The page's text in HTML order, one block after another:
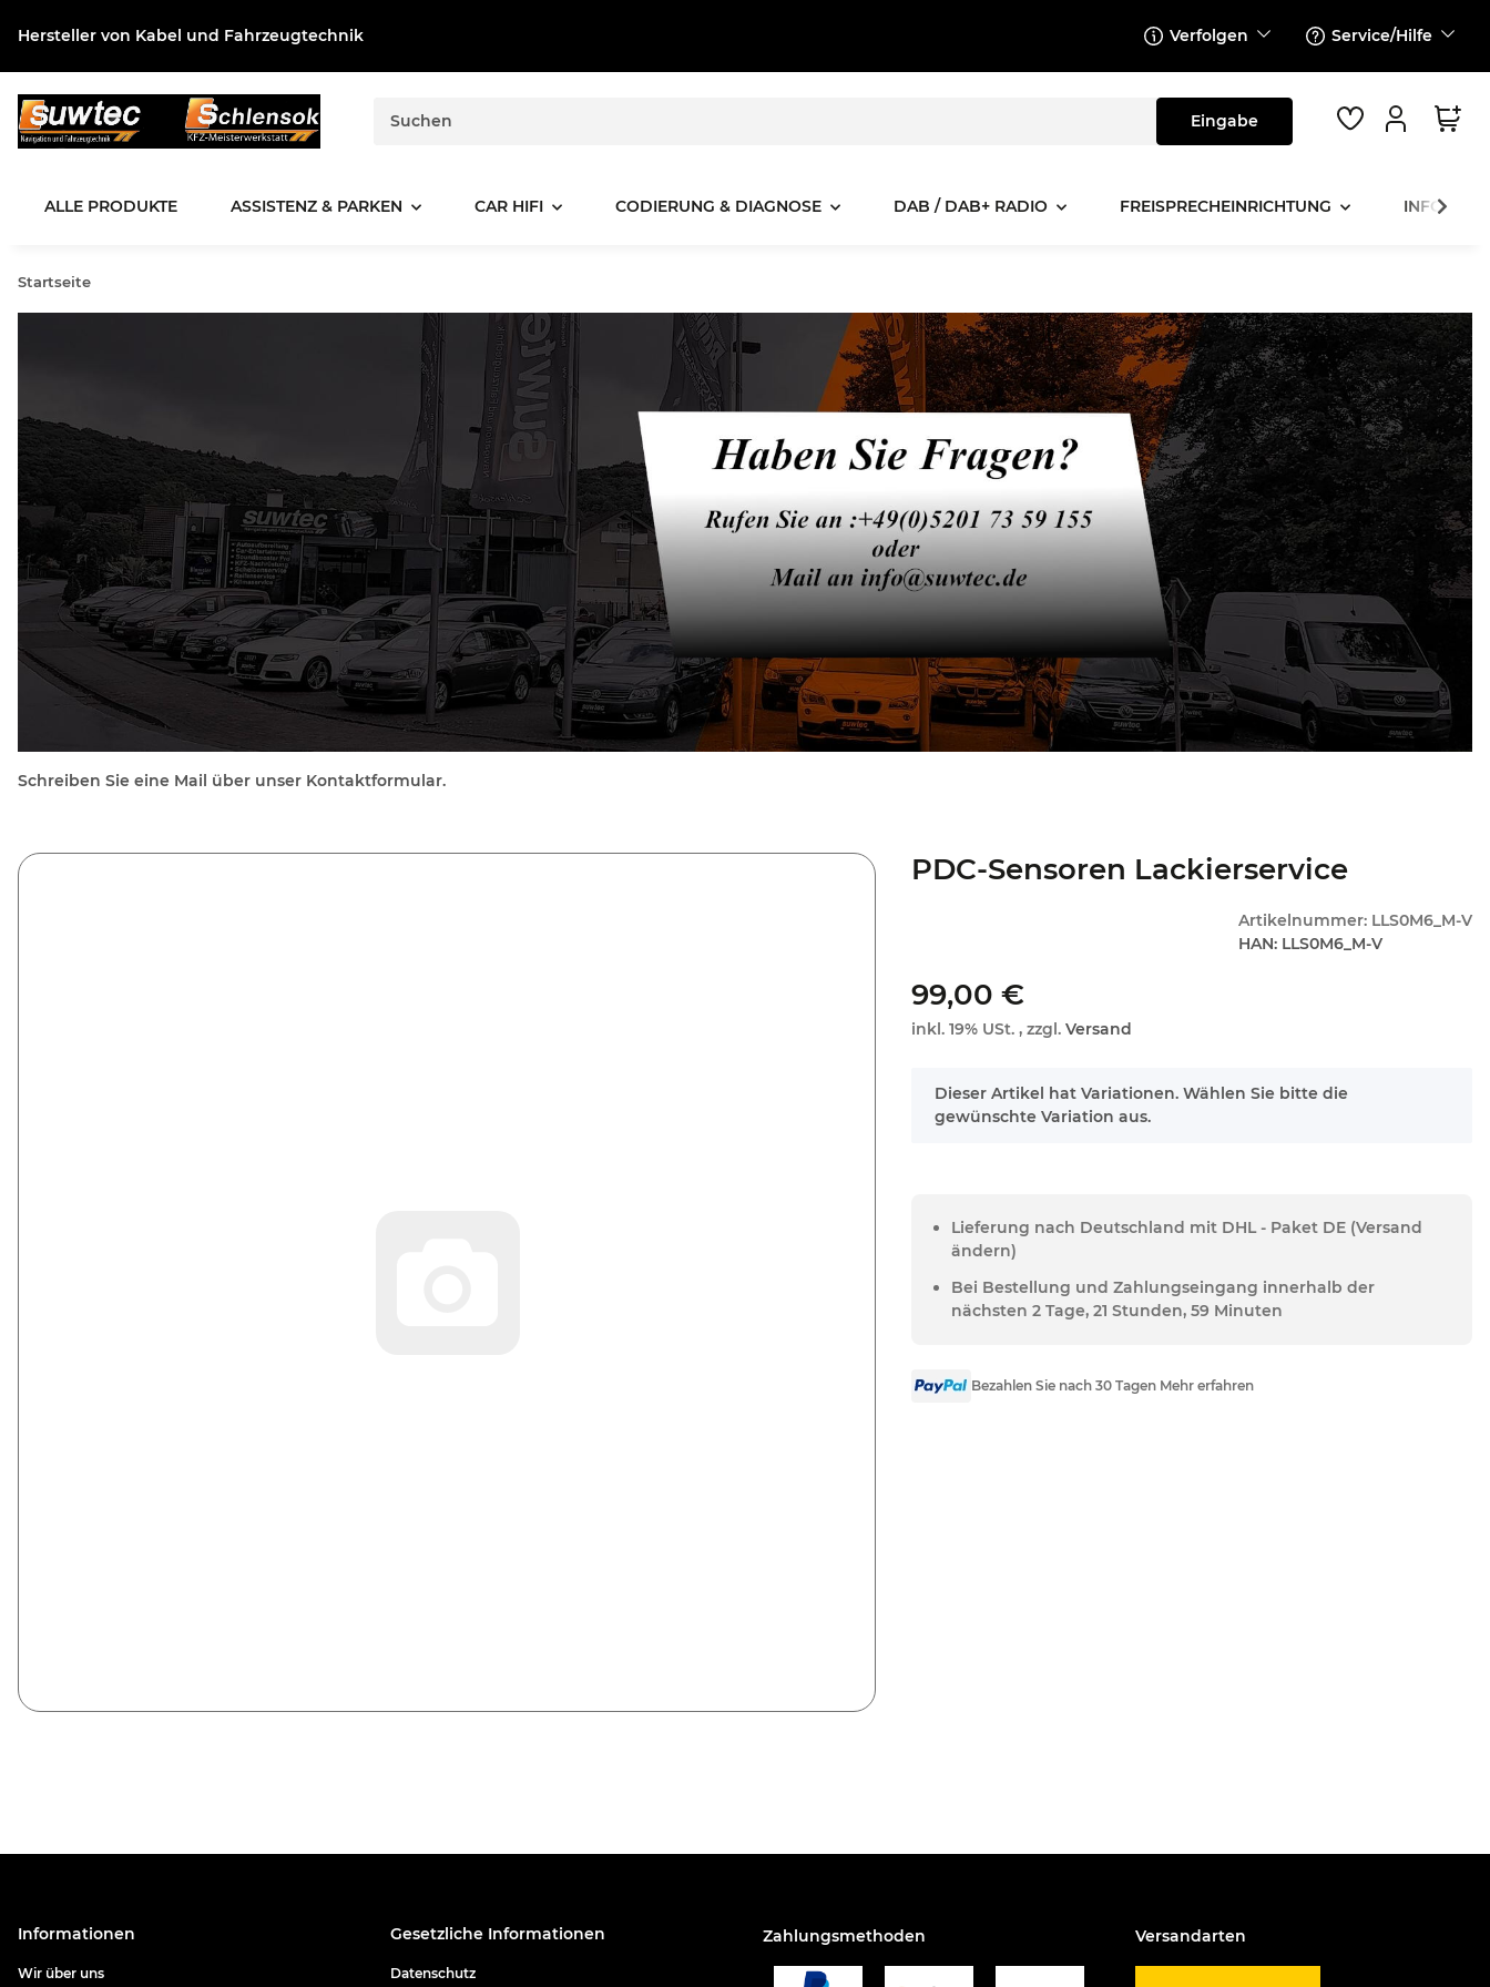
Hersteller von Kabel und Fahrzeugtechnik Verfolgen Service/Hilfe
ALLE PRODUKTE ASSISTENZ & PARKEN CAR HIFI CODIERUNG & DIAGNOSE DAB / DAB+ RADIO FREISPRECHEINRICHTUNG
Startseite
Schreiben Sie eine Mail über unser Kontaktformular.
PDC-Sensoren Lackierservice
Artikelnummer: LLS0M6_M-V
HAN: LLS0M6_M-V
99,00 €
inkl. 19% USt. , zzgl.Versand
x
Dieser Artikel hat Variationen. Wählen Sie bitte die
gewünschte Variation aus.
Lieferung nach Deutschland mit DHL - Paket DE (Versand
ändern)
Bei Bestellung und Zahlungseingang innerhalb der
nächsten 2 Tage, 21 Stunden, 59 Minuten
Bezahlen Sie nach 30 Tagen Mehr erfahren
Informationen
Wir über uns
Gesetzliche Informationen
Datenschutz
Zahlungsmethoden Versandarten